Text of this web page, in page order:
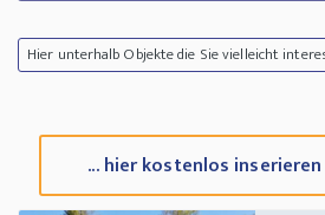
Hier unterhalb Objekte die Sie vielleicht
... hier kostenlos inserieren